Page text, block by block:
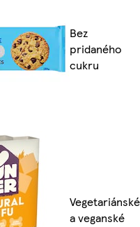
Bez
pridaného
cukru
Vegetariánské
a veganské